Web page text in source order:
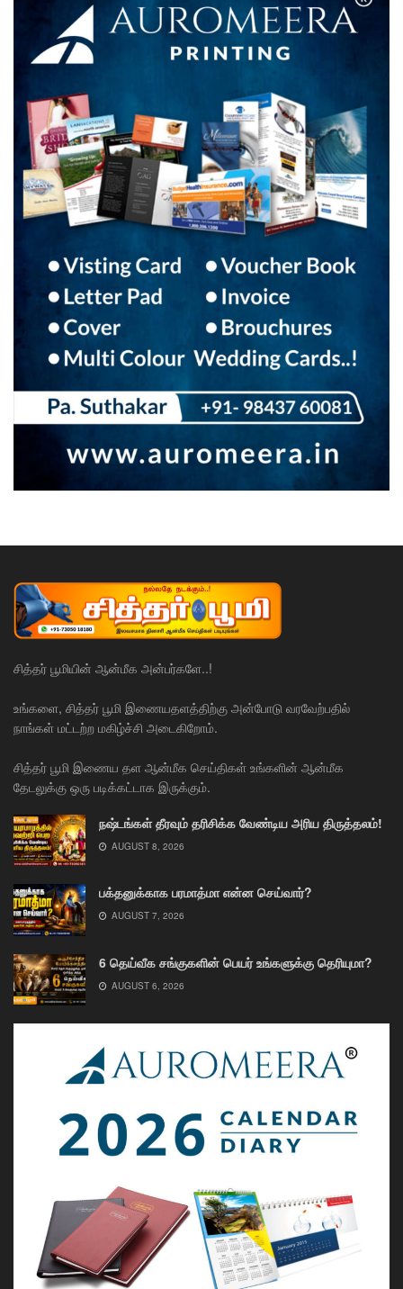
சித்தர் பூமியின் ஆன்மீக அன்பர்களே..!
உங்களை, சித்தர் பூமி இணையதளத்திற்கு அன்போடு வரவேற்பதில்
நாங்கள் மட்டற்ற மகிழ்ச்சி அடைகிறோம்.
சித்தர் பூமி இணைய தள ஆன்மீக செய்திகள் உங்களின் ஆன்மீக
தேடலுக்கு ஒரு படிக்கட்டாக இருக்கும்.
நஷ்டங்கள் தீரவும் தரிசிக்க வேண்டிய அரிய திருத்தலம்!
AUGUST 8, 2026
பக்தனுக்காக பரமாத்மா என்ன செய்வார்?
AUGUST 7, 2026
6 தெய்வீக சங்குகளின் பெயர் உங்களுக்கு தெரியுமா?
AUGUST 6, 2026